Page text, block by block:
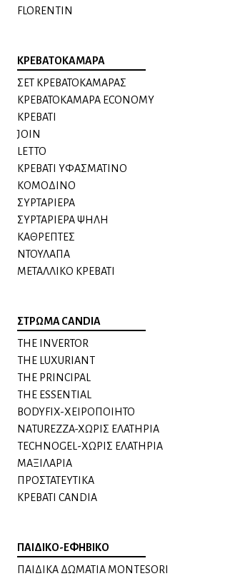
FLORENTIN
ΚΡΕΒΑΤΟΚΑΜΑΡΑ
ΣΕΤ ΚΡΕΒΑΤΟΚΑΜΑΡΑΣ
ΚΡΕΒΑΤΟΚΑΜΑΡΑ ECONOMY
ΚΡΕΒΑΤΙ
JOIN
LETTO
ΚΡΕΒΑΤΙ ΥΦΑΣΜΑΤΙΝΟ
ΚΟΜΟΔΙΝO
ΣΥΡΤΑΡΙΕΡΑ
ΣΥΡΤΑΡΙΕΡΑ ΨΗΛΗ
ΚΑΘΡΕΠΤΕΣ
ΝΤΟΥΛΑΠΑ
ΜΕΤΑΛΛΙΚΟ ΚΡΕΒΑΤΙ
ΣΤΡΩΜΑ CANDIA
THE INVERTOR
THE LUXURIANT
THE PRINCIPAL
THE ESSENTIAL
BODYFIX-ΧΕΙΡΟΠΟΙΗΤΟ
NATUREZZA-XΩΡΙΣ ΕΛΑΤΗΡΙΑ
TECHNOGEL-ΧΩΡΙΣ ΕΛΑΤΗΡΙΑ
MAΞΙΛΑΡΙΑ
ΠΡΟΣΤΑΤΕΥΤΙΚΑ
ΚΡΕΒΑΤΙ CANDIA
ΠΑΙΔΙΚΟ-ΕΦΗΒΙΚΟ
ΠΑΙΔΙΚΑ ΔΩΜΑΤΙΑ MONTESORI